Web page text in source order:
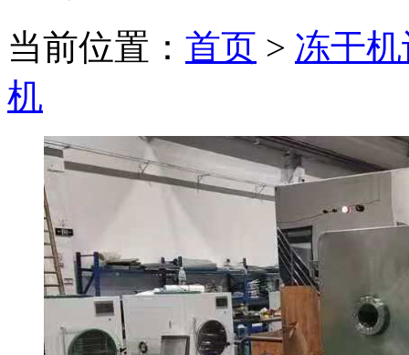
当前位置： 首页 > 冻干
机